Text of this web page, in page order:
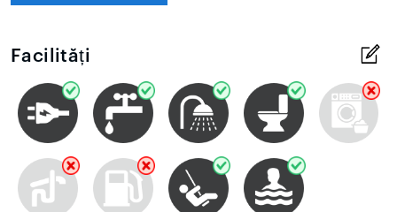
Facilități